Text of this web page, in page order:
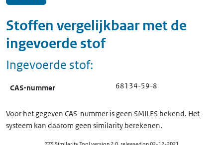
Stoffen vergelijkbaar met de
ingevoerde stof
Ingevoerde stof:
CAS-nummer 68134-59-8
Voor het gegeven CAS-nummer is geen SMILES bekend. Het
systeem kan daarom geen similarity berekenen.